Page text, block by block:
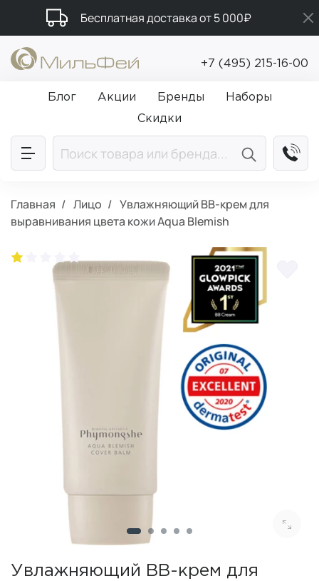
Бесплатная доставка от 5 000₽
Подарки в каждый заказ от 5 000₽
Промокод ПРИВЕТ
+7 (495) 215-16-00
Блог Акции Бренды
Наборы
Скидки
Главная Лицо
Увлажняющий BB-крем для
выравнивания цвета кожи Aqua Blemish
Увлажняющий BB-крем для